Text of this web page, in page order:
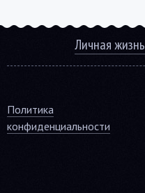
Личная жизнь
Политика
конфиденциальности